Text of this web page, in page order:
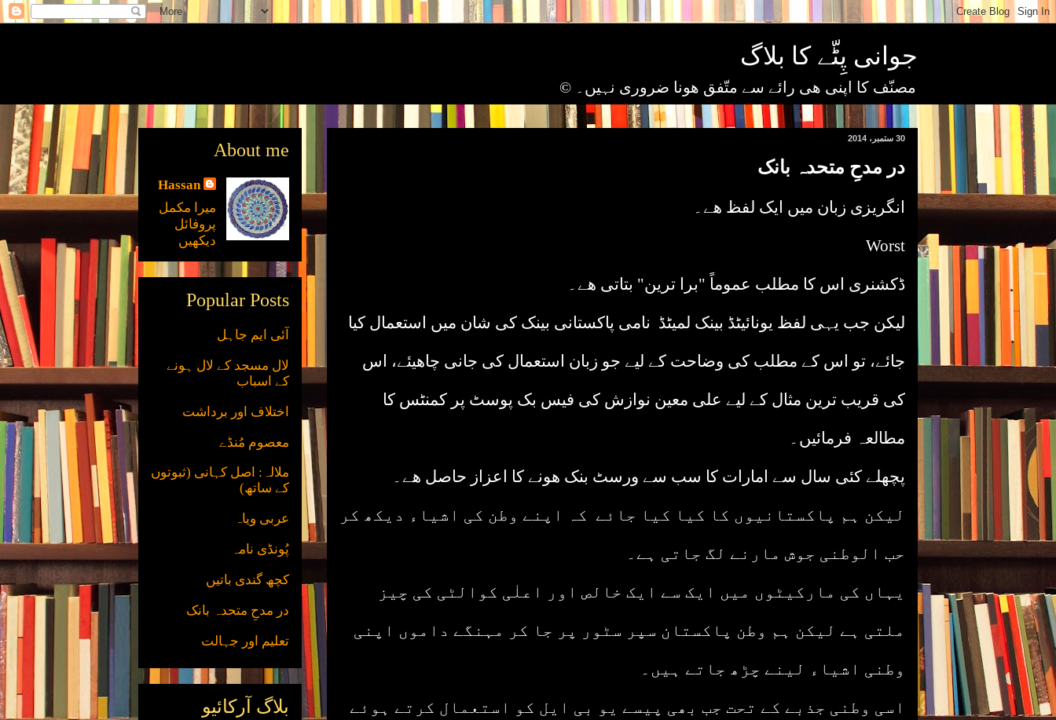
جوانی پِٹّے کا بلاگ
مصنّف کا اپنی ھی رائے سے متّفق ھونا ضروری نہیں۔ ©
30 ستمبر، 2014
در مدحِ متحدہ بانک
انگریزی زبان میں ایک لفظ ھے۔
Worst
ڈکشنری اس کا مطلب عموماً "برا ترین" بتاتی ھے۔
لیکن جب یہی لفظ یونائیٹڈ بینک لمیٹڈ نامی پاکستانی بینک کی شان میں استعمال کیا
جائے، تو اس کے مطلب کی وضاحت کے لیے جو زبان استعمال کی جانی چاھیئے، اس
کی قریب ترین مثال کے لیے علی معین نوازش کی فیس بک پوسٹ پر کمنٹس کا
مطالعہ فرمائیں۔
پچھلے کئی سال سے امارات کا سب سے ورسٹ بنک ھونے کا اعزاز حاصل ھے۔
لیکن ہم پاکستانیوں کا کیا کیا جائے کہ اپنے وطن کی اشیاء دیکھ کر
حب الوطنی جوش مارنے لگ جاتی ہے۔
یہاں کی مارکیٹوں میں ایک سے ایک خالص اور اعلٰی کوالٹی کی چیز
ملتی ہے لیکن ہم وطن پاکستان سپر سٹور پر جا کر مہنگے داموں اپنی
وطنی اشیاء لینے چڑھ جاتے ہیں۔
اسی وطنی جذبے کے تحت جب بھی پیسے یو بی ایل کو استعمال کرتے ہوئے
About me
Hassan
میرا مکمل
پروفائل
دیکھیں
Popular Posts
آئی ایم جاہل
لال مسجد کے لال ہونے
کے اسباب
اختلاف اور برداشت
معصوم مُنڈے
ملالہ: اصل کہانی (ثبوتوں
کے ساتھ)
عربی ویاہ
پُونڈی نامہ
کچھ گندی باتیں
در مدحِ متحدہ بانک
تعلیم اور جہالت
بلاگ آرکائیو